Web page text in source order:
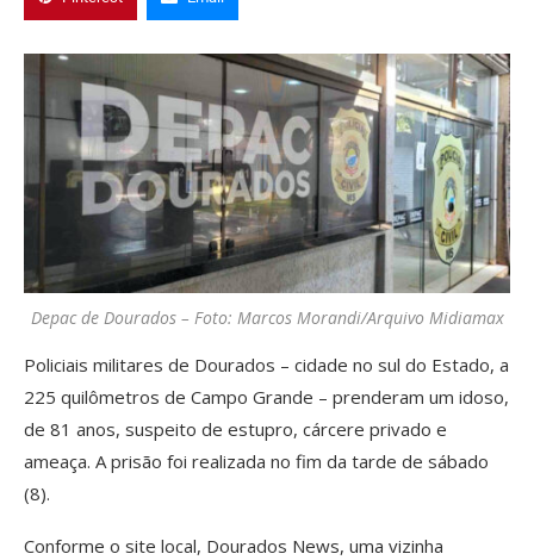
Depac de Dourados – Foto: Marcos Morandi/Arquivo Midiamax
Policiais militares de Dourados – cidade no sul do Estado, a
225 quilômetros de Campo Grande – prenderam um idoso,
de 81 anos, suspeito de estupro, cárcere privado e
ameaça. A prisão foi realizada no fim da tarde de sábado
(8).
Conforme o site local, Dourados News, uma vizinha